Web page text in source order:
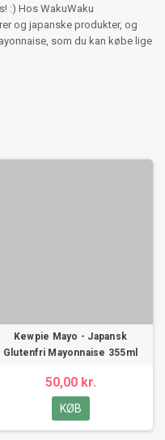
:) Hos WakuWaku
og japanske produkter, og
som du kan købe lige
Kewpie Mayo - Japansk
Glutenfri Mayonnaise 355ml
50,00 kr.
KØB